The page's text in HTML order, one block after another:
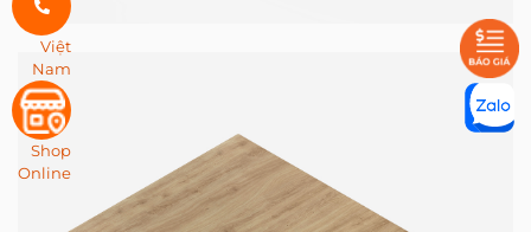
Việt
Nam
Shop
Online